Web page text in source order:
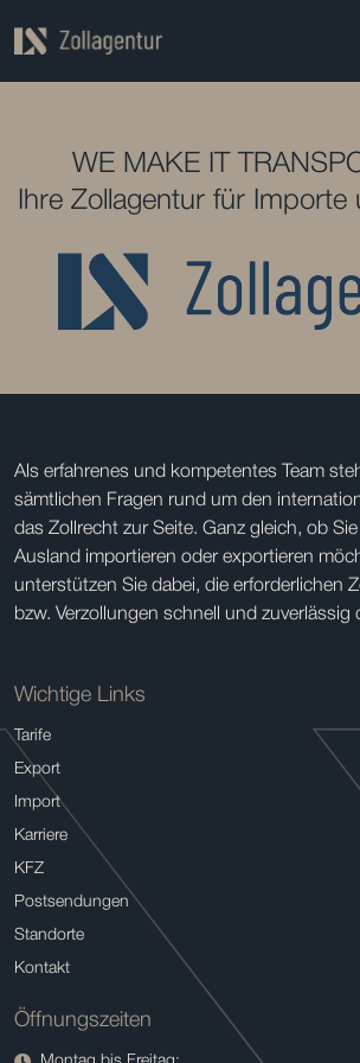
WE MAKE IT
Ihre Zollagentur für Importe
Als erfahrenes und kompetentes Team
sämtlichen Fragen rund um den
das Zollrecht zur Seite. Ganz gleich, ob
Ausland importieren oder exportieren
unterstützen Sie dabei, die erforderlichen
bzw. Verzollungen schnell und zuverlässig
Wichtige Links
Tarife
Export
Import
Karriere
KFZ
Postsendungen
Standorte
Kontakt
Öffnungszeiten